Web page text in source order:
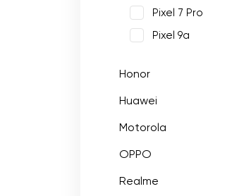
Pixel 7 Pro
Pixel 9a
Honor
Huawei
Motorola
OPPO
Realme